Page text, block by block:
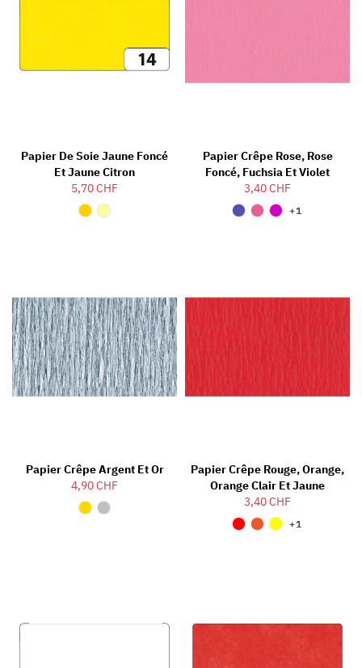
Papier De Soie Jaune Foncé
Et Jaune Citron
5,70 CHF
Papier Crêpe Rose, Rose
Foncé, Fuchsia Et Violet
3,40 CHF
+1
Papier Crêpe Argent Et Or
4,90 CHF
Papier Crêpe Rouge, Orange,
Orange Clair Et Jaune
3,40 CHF
+1